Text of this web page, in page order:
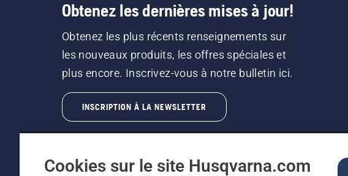
Obtenez les dernières mises à jour!
Obtenez les plus récents renseignements sur
les nouveaux produits, les offres spéciales et
plus encore. Inscrivez-vous à notre bulletin ici.
INSCRIPTION À LA NEWSLETTER
Cookies sur le site Husqvarna.com